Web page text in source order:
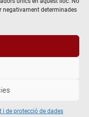
negativament determinades
i de protecció de dades
els drets reservats